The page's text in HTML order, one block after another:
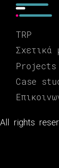
TRP
Σχετικά
Projects
Case
rights